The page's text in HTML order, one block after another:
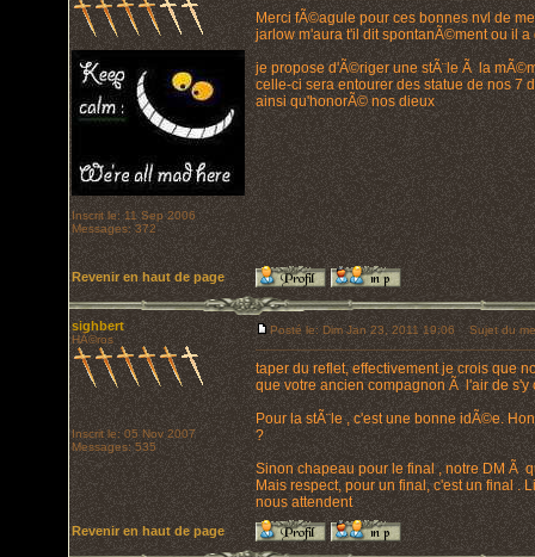
Inscrit le: 11 Sep 2006
Messages: 372
Merci fÃ©agule pour ces bonnes nvl de
jarlow m'aura t'il dit spontanÃ©ment ou il
je propose d'Ã©riger une stÃ¨le Ã la
celle-ci sera entourer des statue de nos 7
ainsi qu'honorÃ© nos dieux
Revenir en haut de page
sighbert
HÃ©ros
Inscrit le: 05 Nov 2007
Messages: 535
Posté le: Dim Jan 23, 2011 19:06 Sujet du
taper du reflet, effectivement je crois que
que votre ancien compagnon Ã l'air de
Pour la stÃ¨le , c'est une bonne idÃ©e.
?
Sinon chapeau pour le final , notre DM Ã
Mais respect, pour un final, c'est un final .
nous attendent
Revenir en haut de page